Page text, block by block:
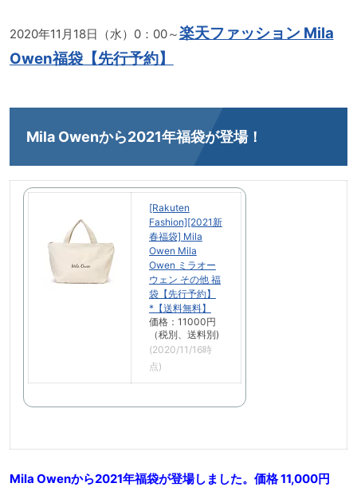
2020年11月18日（水）0：00～楽天ファッション Mila
Owen福袋【先行予約】
Mila Owenから2021年福袋が登場！
[Rakuten
Fashion][2021新
春福袋] Mila
Owen Mila
Owen ミラオー
ウェン その他 福
袋【先行予約】
*【送料無料】
価格：11000円
（税別、送料別)
(2020/11/16時
点)
Mila Owenから2021年福袋が登場しました。価格 11,000円